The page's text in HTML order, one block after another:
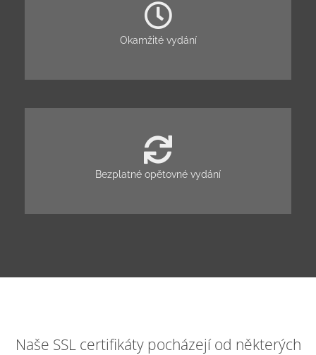
Okamžité vydání
Bezplatné opětovné vydání
Naše SSL certifikáty pocházejí od některých